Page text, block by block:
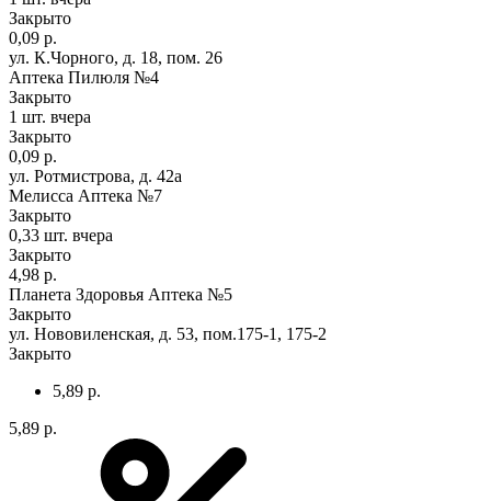
Закрыто
0,09 р.
ул. К.Чорного, д. 18, пом. 26
Аптека Пилюля №4
Закрыто
1 шт. вчера
Закрыто
0,09 р.
ул. Ротмистрова, д. 42а
Мелисса Аптека №7
Закрыто
0,33 шт. вчера
Закрыто
4,98 р.
Планета Здоровья Аптека №5
Закрыто
ул. Нововиленская, д. 53, пом.175-1, 175-2
Закрыто
5,89 р.
5,89 р.